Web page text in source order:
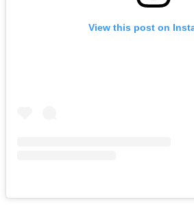
View this post on